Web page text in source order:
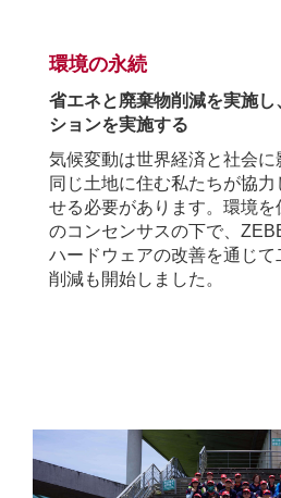
環境の永続
省エネと廃棄物削減を実施
ションを実施する
気候変動は世界経済と社会に
同じ土地に住む私たちが協
せる必要があります。環境
のコンセンサスの下で、
ハードウェアの改善を通じ
削減も開始しました。